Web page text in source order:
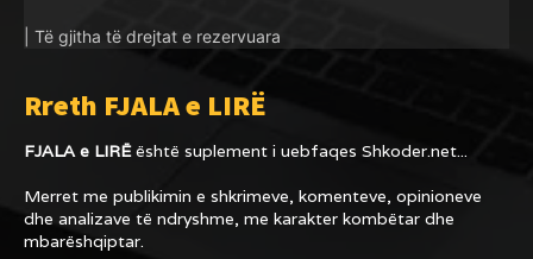
| Të gjitha të drejtat e rezervuara
Rreth FJALA e LIRË
FJALA e LIRËështë suplement i uebfaqes Shkoder.net...
Merret me publikimin e shkrimeve, komenteve, opinioneve
dhe analizave të ndryshme, me karakter kombëtar dhe
mbarëshqiptar.